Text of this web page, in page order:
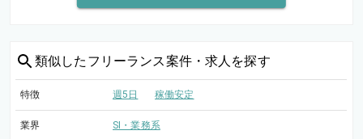
類似した フリーランス案件・求人を探す
特徴 週5日 稼働安定
業界 SI・業務系